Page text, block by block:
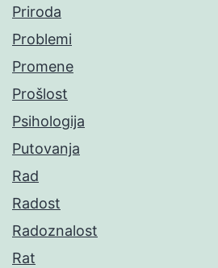
Priroda
Problemi
Promene
Prošlost
Psihologija
Putovanja
Rad
Radost
Radoznalost
Rat